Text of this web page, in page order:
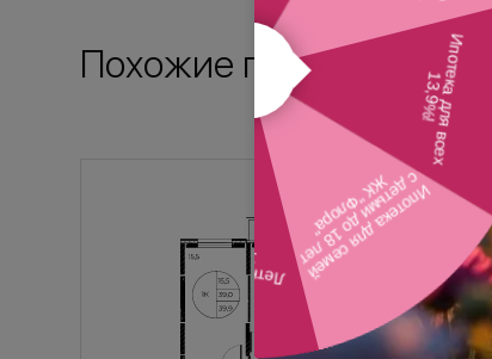
Похожие планировки